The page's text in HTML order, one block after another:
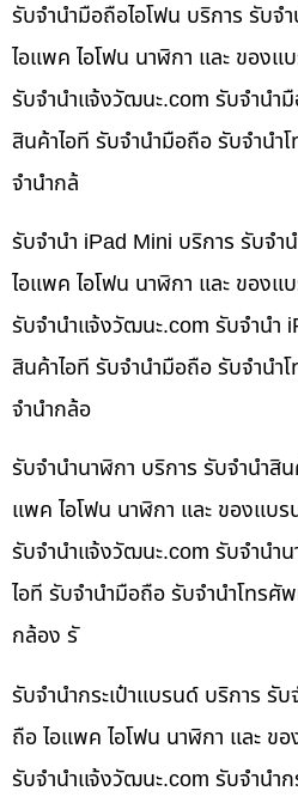
รับจำนำมือถือไอโฟน บริการ รับจ
ไอแพค ไอโฟน นาฬิกา และ ของแ
รับจํานําแจ้งวัฒนะ.com รับจำนำ
สินค้าไอที รับจำนำมือถือ รับจำนำ
จำนำกล้
รับจำนำ iPad Mini บริการ รับจำ
ไอแพค ไอโฟน นาฬิกา และ ของแ
รับจํานําแจ้งวัฒนะ.com รับจำนำ
สินค้าไอที รับจำนำมือถือ รับจำนำ
จำนำกล้อ
รับจำนำนาฬิกา บริการ รับจำนำสิ
แพค ไอโฟน นาฬิกา และ ของแบร
รับจํานําแจ้งวัฒนะ.com รับจำนำ
ไอที รับจำนำมือถือ รับจำนำโทรศั
กล้อง รั
รับจำนำกระเป๋าแบรนด์ บริการ รั
ถือ ไอแพค ไอโฟน นาฬิกา และ ข
รับจํานําแจ้งวัฒนะ.com รับจำนำ